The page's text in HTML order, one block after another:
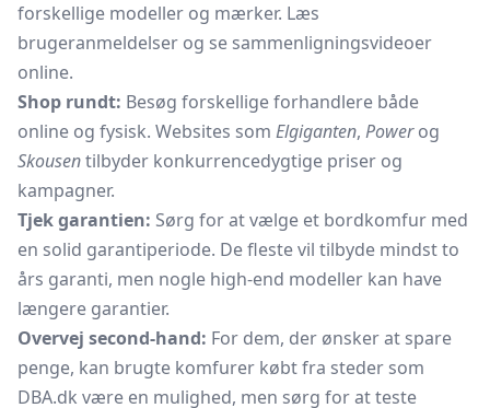
forskellige modeller og mærker. Læs
brugeranmeldelser og se sammenligningsvideoer
online.
Shop rundt: Besøg forskellige forhandlere både
online og fysisk. Websites som Elgiganten, Powerog
Skousentilbyder konkurrencedygtige priser og
kampagner.
Tjek garantien: Sørg for at vælge et bordkomfur med
en solid garantiperiode. De fleste vil tilbyde mindst to
års garanti, men nogle high-end modeller kan have
længere garantier.
Overvej second-hand: For dem, der ønsker at spare
penge, kan brugte komfurer købt fra steder som
DBA.dk være en mulighed, men sørg for at teste